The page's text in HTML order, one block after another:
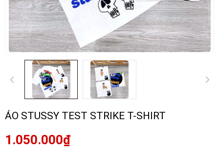
ÁO STUSSY TEST STRIKE T-SHIRT
1.050.000₫